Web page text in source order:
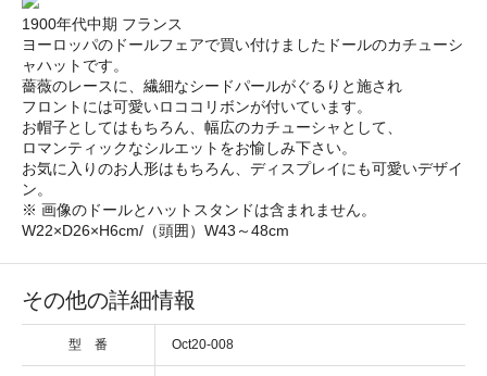
1900年代中期 フランス
ヨーロッパのドールフェアで買い付けましたドールのカチューシ
ャハットです。
薔薇のレースに、繊細なシードパールがぐるりと施され
フロントには可愛いロココリボンが付いています。
お帽子としてはもちろん、幅広のカチューシャとして、
ロマンティックなシルエットをお愉しみ下さい。
お気に入りのお人形はもちろん、ディスプレイにも可愛いデザイ
ン。
※ 画像のドールとハットスタンドは含まれません。
W22×D26×H6cm/（頭囲）W43～48cm
その他の詳細情報
型 番 Oct20-008